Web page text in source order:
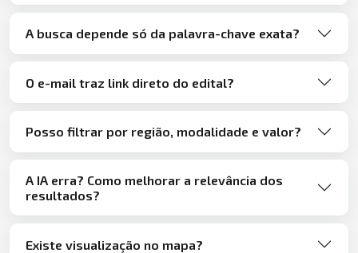
A busca depende só da palavra-chave exata?
O e-mail traz link direto do edital?
Posso filtrar por região, modalidade e valor?
A IA erra? Como melhorar a relevância dos
resultados?
Existe visualização no mapa?